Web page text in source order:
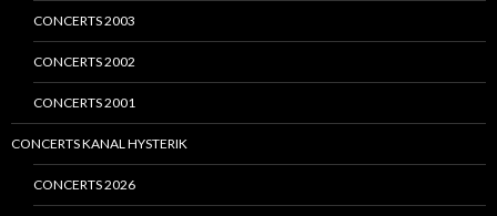
CONCERTS 2003
CONCERTS 2002
CONCERTS 2001
CONCERTS KANAL HYSTERIK
CONCERTS 2026